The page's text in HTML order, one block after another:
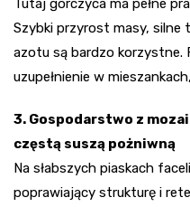
Tutaj gorczyca ma pełne
Szybki przyrost masy, silne
azotu są bardzo korzystne.
uzupełnienie w
3. Gospodarstwo z
częstą suszą pożniwną
Na słabszych piaskach
poprawiający strukturę i